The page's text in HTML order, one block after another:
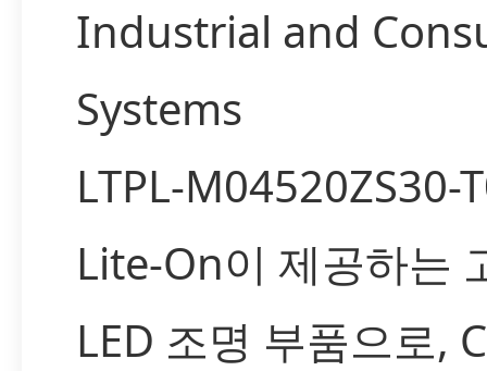
Industrial and
Systems
LTPL-M04520ZS30-
Lite-On이 제공하는
LED 조명 부품으로,